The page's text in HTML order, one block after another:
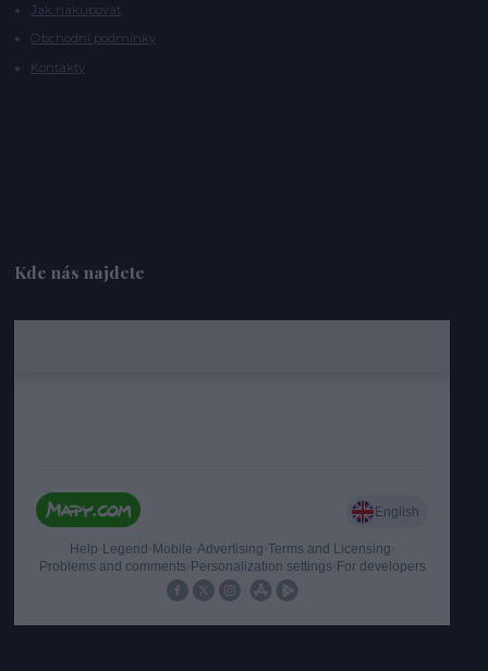
Jak nakupovat
Obchodní podmínky
Kontakty
Kde nás najdete